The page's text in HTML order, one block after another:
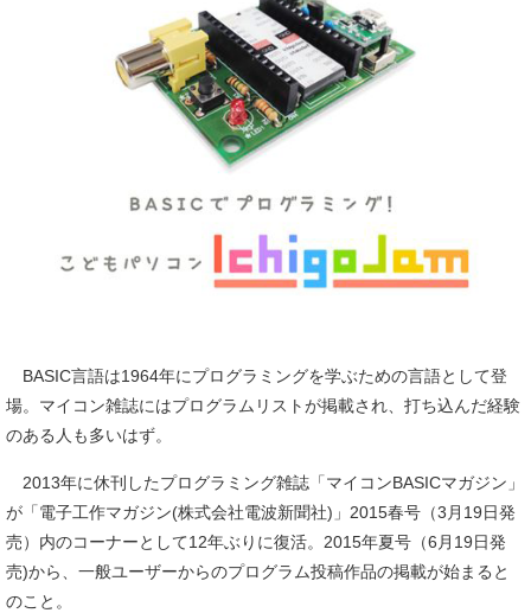
BASIC言語は1964年にプログラミングを学ぶための言語として登
場。マイコン雑誌にはプログラムリストが掲載され、打ち込んだ経験
のある人も多いはず。
2013年に休刊したプログラミング雑誌「マイコンBASICマガジン」
が「電子工作マガジン(株式会社電波新聞社)」2015春号（3月19日発
売）内のコーナーとして12年ぶりに復活。2015年夏号（6月19日発
売)から、一般ユーザーからのプログラム投稿作品の掲載が始まると
のこと。